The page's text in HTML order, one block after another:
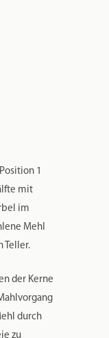
1
mit
im
Mehl
Teller.
der Kerne
durch
zu